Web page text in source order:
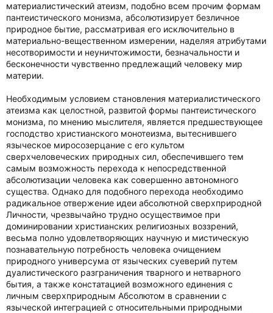
материалистический атеизм, подобно всем прочим формам
пантеистического монизма, абсолютизирует безличное
природное бытие, рассматривая его исключительно в
материально-вещественном измерении, наделяя атрибутами
несотворимости и неуничтожимости, безначальности и
бесконечности чувственно предлежащий человеку мир
материи.
Необходимым условием становления материалистического
атеизма как целостной, развитой формы пантеистического
монизма, по мнению мыслителя, является предшествующее
господство христианского монотеизма, вытеснившего
языческое миросозерцание с его культом
сверхчеловеческих природных сил, обеспечившего тем
самым возможность перехода к непосредственной
абсолютизации человека как совершенно автономного
существа. Однако для подобного перехода необходимо
радикальное отвержение идеи абсолютной сверхприродной
Личности, чрезвычайно трудно осуществимое при
доминировании христианских религиозных воззрений,
весьма полно удовлетворяющих научную и мистическую
познавательную потребность человека очищением
природного универсума от языческих суеверий путем
дуалистического разграничения тварного и нетварного
бытия, а также констатацией возможного единения с
личным сверхприродным Абсолютом в сравнении с
языческой интеграцией с относительными природными